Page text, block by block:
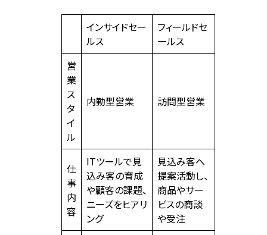
インサイドセー
ルス
フィールドセ
ールス
営
業
ス
タ
イ
ル
内勤型営業 訪問型営業
仕
事
内
容
ITツールで見
込み客の育成
や顧客の課題、
ニーズをヒアリ
ング
見込み客へ
提案活動し、
商品やサー
ビスの商談
や受注